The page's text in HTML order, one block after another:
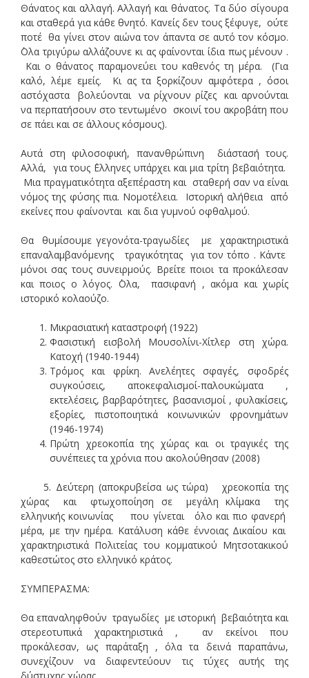
Θάνατος και αλλαγή. Αλλαγή και θάνατος. Τα δύο σίγουρα
και σταθερά για κάθε θνητό. Κανείς δεν τους ξέφυγε, ούτε
ποτέ θα γίνει στον αιώνα τον άπαντα σε αυτό τον κόσμο.
΄Ολα τριγύρω αλλάζουνε κι ας φαίνονται ίδια πως μένουν .
Και ο θάνατος παραμονεύει του καθενός τη μέρα. (Για
καλό, λέμε εμείς. Κι ας τα ξορκίζουν αμφότερα , όσοι
αστόχαστα βολεύονται να ρίχνουν ρίζες και αρνούνται
να περπατήσουν στο τεντωμένο σκοινί του ακροβάτη που
σε πάει και σε άλλους κόσμους).
Αυτά στη φιλοσοφική, πανανθρώπινη διάστασή τους.
Αλλά, για τους ΄Ελληνες υπάρχει και μια τρίτη βεβαιότητα.
Μια πραγματικότητα αξεπέραστη και σταθερή σαν να είναι
νόμος της φύσης πια. Νομοτέλεια. Ιστορική αλήθεια από
εκείνες που φαίνονται και δια γυμνού οφθαλμού.
Θα θυμίσουμε γεγονότα-τραγωδίες με χαρακτηριστικά
επαναλαμβανόμενης τραγικότητας για τον τόπο . Κάντε
μόνοι σας τους συνειρμούς. Βρείτε ποιοι τα προκάλεσαν
και ποιος ο λόγος. ΄Ολα, πασιφανή , ακόμα και χωρίς
ιστορικό κολαούζο.
Μικρασιατική καταστροφή (1922)
Φασιστική εισβολή Μουσολίνι-Χίτλερ στη χώρα.
Κατοχή (1940-1944)
Τρόμος και φρίκη. Ανελέητες σφαγές, σφοδρές
συγκούσεις, αποκεφαλισμοί-παλουκώματα ,
εκτελέσεις, βαρβαρότητες, βασανισμοί , φυλακίσεις,
εξορίες, πιστοποιητικά κοινωνικών φρονημάτων
(1946-1974)
Πρώτη χρεοκοπία της χώρας και οι τραγικές της
συνέπειες τα χρόνια που ακολούθησαν (2008)
5. Δεύτερη (αποκρυβείσα ως τώρα) χρεοκοπία της
χώρας και φτωχοποίηση σε μεγάλη κλίμακα της
ελληνικής κοινωνίας που γίνεται όλο και πιο φανερή
μέρα, με την ημέρα. Κατάλυση κάθε έννοιας Δικαίου και
χαρακτηριστικά Πολιτείας του κομματικού Μητσοτακικού
καθεστώτος στο ελληνικό κράτος.
ΣΥΜΠΕΡΑΣΜΑ:
Θα επαναληφθούν τραγωδίες με ιστορική βεβαιότητα και
στερεοτυπικά χαρακτηριστικά , αν εκείνοι που
προκάλεσαν, ως παράταξη , όλα τα δεινά παραπάνω,
συνεχίζουν να διαφεντεύουν τις τύχες αυτής της
δύστυχης χώρας.